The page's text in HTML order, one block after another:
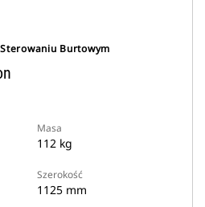
Burtowym
Masa
112 kg
Szerokość
1125 mm